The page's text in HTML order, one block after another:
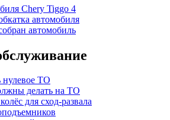
Chery Tiggo 4
автомобиля
автомобиль
нулевое ТО
делать на ТО
для сход-развала